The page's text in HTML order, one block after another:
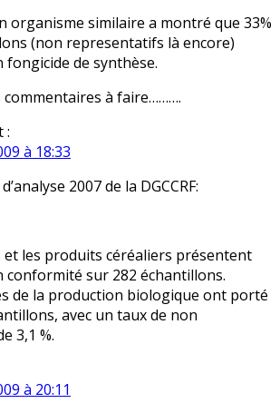
organisme similaire a montré que 33%
(non representatifs là encore)
de synthèse.
commentaires à faire……….
:
à 18:33
2007 de la DGCCRF:
et les produits céréaliers présentent
conformité sur 282 échantillons.
de la production biologique ont porté
avec un taux de non
3,1 %.
à 20:11